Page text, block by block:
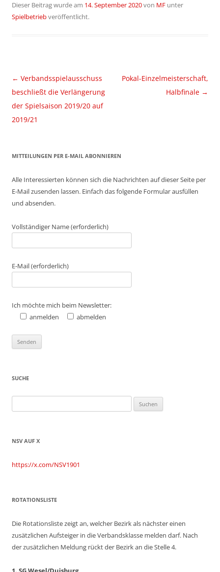
Dieser Beitrag wurde am 14. September 2020von MF unter
Spielbetriebveröffentlicht.
Beitragsnavigation
← Verbandsspielausschuss
beschließt die Verlängerung
der Spielsaison 2019/20 auf
2019/21
Pokal-Einzelmeisterschaft,
Halbfinale →
MITTEILUNGEN PER E-MAIL ABONNIEREN
Alle Interessierten können sich die Nachrichten auf dieser Seite per
E-Mail zusenden lassen. Einfach das folgende Formular ausfüllen
und absenden.
Vollständiger Name (erforderlich)
E-Mail (erforderlich)
Ich möchte mich beim Newsletter:
anmelden
abmelden
SUCHE
nach:
NSV AUF X
https://x.com/NSV1901
ROTATIONSLISTE
Die Rotationsliste zeigt an, welcher Bezirk als nächster einen
zusätzlichen Aufsteiger in die Verbandsklasse melden darf. Nach
der zusätzlichen Meldung rückt der Bezirk an die Stelle 4.